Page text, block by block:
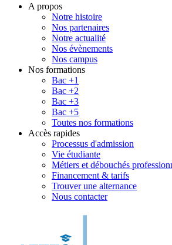
A propos
Notre histoire
Nos partenaires
Notre actualité
Nos évènements
Nos campus
Nos formations
Bac +1
Bac +2
Bac +3
Bac +5
Toutes nos formations
Accès rapides
Processus d'admission
Vie étudiante
Métiers et débouchés
Financement & tarifs
Trouver une alternance
Nous contacter